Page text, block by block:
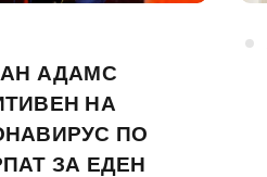
АДАМС
НА
ПО
ЗА ЕДЕН